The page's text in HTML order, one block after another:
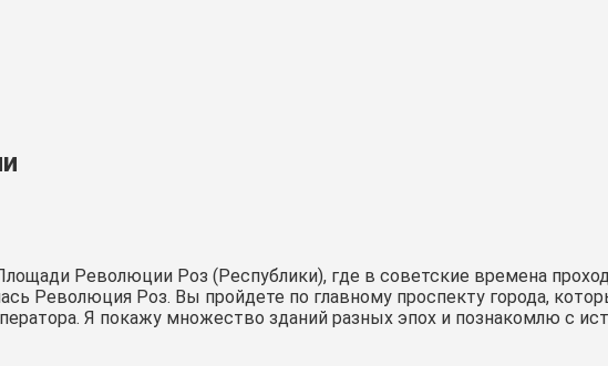
Революции Роз (Республики), где в советские времена
Революция Роз. Вы пройдете по главному проспекту города,
Я покажу множество зданий разных эпох и познакомлю с